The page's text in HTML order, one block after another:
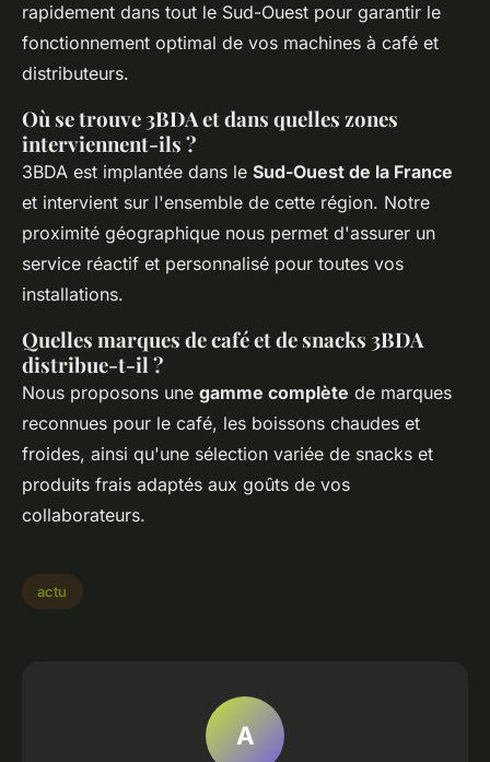
rapidement dans tout le Sud-Ouest pour garantir le
fonctionnement optimal de vos machines à café et
distributeurs.
Où se trouve 3BDA et dans quelles zones
interviennent-ils ?
3BDA est implantée dans le Sud-Ouest de la France
et intervient sur l'ensemble de cette région. Notre
proximité géographique nous permet d'assurer un
service réactif et personnalisé pour toutes vos
installations.
Quelles marques de café et de snacks 3BDA
distribue-t-il ?
Nous proposons une gamme complète de marques
reconnues pour le café, les boissons chaudes et
froides, ainsi qu'une sélection variée de snacks et
produits frais adaptés aux goûts de vos
collaborateurs.
actu
A